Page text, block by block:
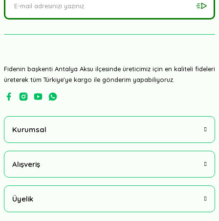
Fidenin başkenti Antalya Aksu ilçesinde üreticimiz için en kaliteli fideleri
üreterek tüm Türkiye'ye kargo ile gönderim yapabiliyoruz.
Kurumsal
Alışveriş
Üyelik